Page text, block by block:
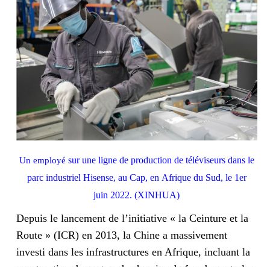
Un employé sur une ligne de production de téléviseurs dans le
parc industriel Hisense, au Cap, en Afrique du Sud, le 1er
juin 2022. (XINHUA)
Depuis le lancement de l’initiative « la Ceinture et la
Route » (ICR) en 2013, la Chine a massivement
investi dans les infrastructures en Afrique, incluant la